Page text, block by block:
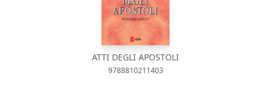
ATTI DEGLI APOSTOLI
9788810211403